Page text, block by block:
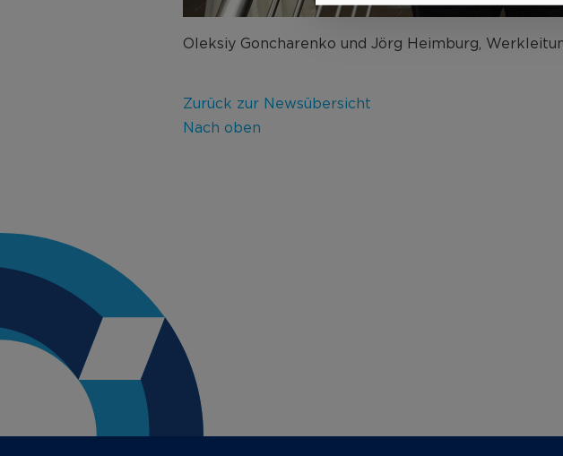
Oleksiy Goncharenko und Jörg Heimburg,
Zurück zur Newsübersicht
Nach oben